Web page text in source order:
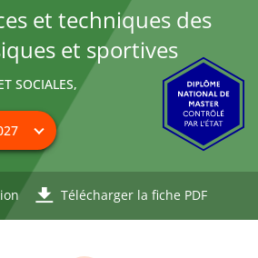
et techniques des
et sportives
SOCIALES,
Télécharger la fiche PDF